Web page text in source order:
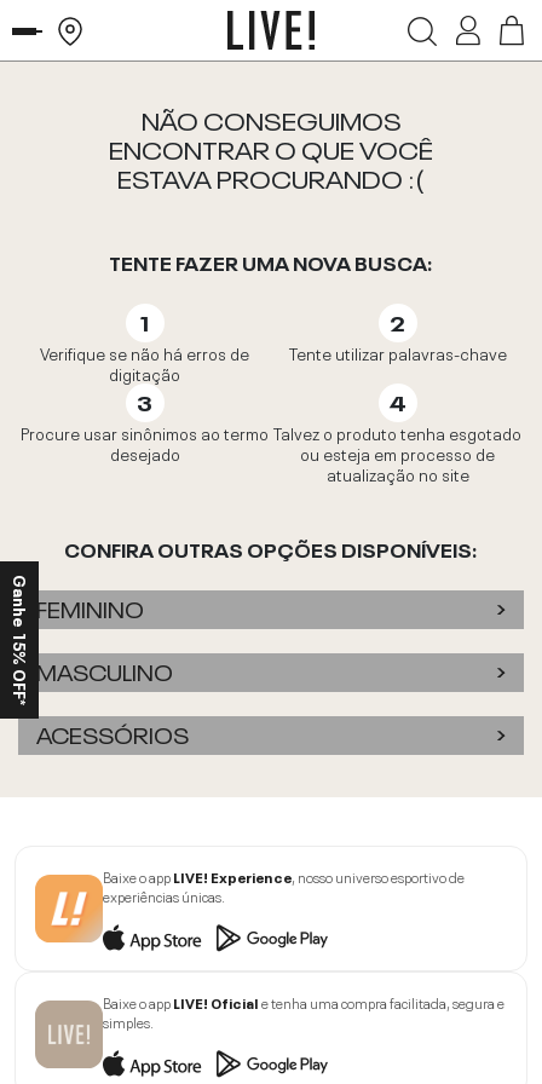
NÃO CONSEGUIMOS
ENCONTRAR O QUE VOCÊ
ESTAVA PROCURANDO :(
TENTE FAZER UMA NOVA BUSCA:
Verifique se não há erros de
digitação
Tente utilizar palavras-chave
Procure usar sinônimos ao termo
desejado
Talvez o produto tenha esgotado
ou esteja em processo de
atualização no site
CONFIRA OUTRAS OPÇÕES DISPONÍVEIS:
FEMININO
MASCULINO
ACESSÓRIOS
Baixe o appLIVE! Experience, nosso universo esportivo de
experiências únicas.
Baixe o appLIVE! Oficiale tenha uma compra facilitada, segura e
simples.
Ganhe 15% OFF*